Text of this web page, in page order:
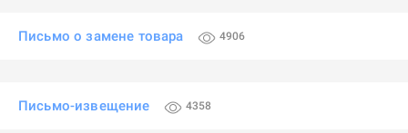
Письмо о замене товара 4906
Письмо-извещение 4358